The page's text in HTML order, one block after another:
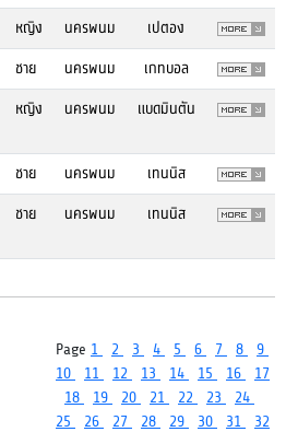
หญิง นครพนม
เปตอง
ชาย นครพนม
เกทบอล
หญิง นครพนม แบดมินตัน
ชาย นครพนม
เทนนิส
ชาย นครพนม เทนนิส
Page 1 2 3 4 5 6 7 8 9
10
11 12 13 14 15 16
17
18
19 20 21 22 23
24
25
26 27 28 29 30 31 32